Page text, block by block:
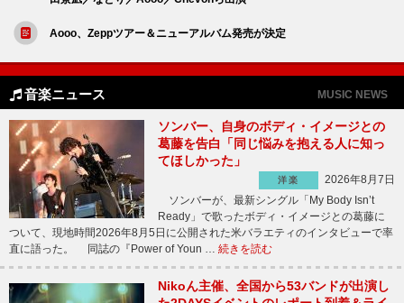
Aooo、Zeppツアー＆ニューアルバム発売が決定
音楽ニュース MUSIC NEWS
ソンバー、自身のボディ・イメージとの
葛藤を告白「同じ悩みを抱える人に知っ
てほしかった」
洋楽
2026年8月7日
ソンバーが、最新シングル「My Body Isn’t
Ready」で歌ったボディ・イメージとの葛藤に
ついて、現地時間2026年8月5日に公開された米バラエティのインタビューで率
直に語った。 同誌の『Power of Youn … 続きを読む
Nikoん主催、全国から53バンドが出演し